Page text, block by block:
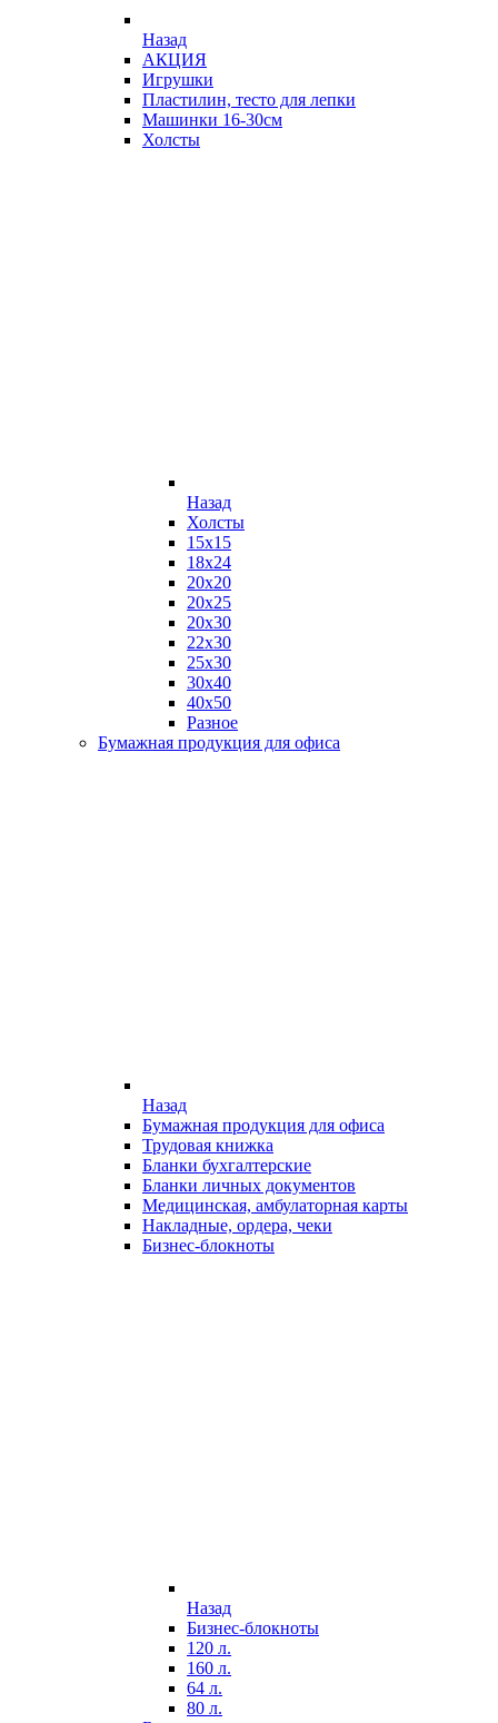
Назад
АКЦИЯ
Игрушки
Пластилин, тесто для лепки
Машинки 16-30см
Холсты
Назад
Холсты
15х15
18х24
20х20
20х25
20х30
22х30
25х30
30х40
40х50
Разное
Бумажная продукция для офиса
Назад
Бумажная продукция для офиса
Трудовая книжка
Бланки бухгалтерские
Бланки личных документов
Медицинская, амбулаторная карты
Накладные, ордера, чеки
Бизнес-блокноты
Назад
Бизнес-блокноты
120 л.
160 л.
64 л.
80 л.